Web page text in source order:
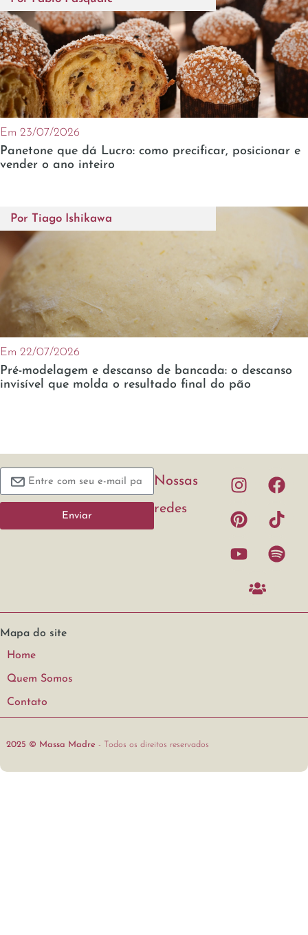
Em 23/07/2026
Panetone que dá Lucro: como precificar, posicionar e
vender o ano inteiro
Por Tiago Ishikawa
Em 22/07/2026
Pré-modelagem e descanso de bancada: o descanso
invisível que molda o resultado final do pão
Enviar
Nossas
redes
Mapa do site
Home
Quem Somos
Contato
2025 © Massa Madre - Todos os direitos reservados